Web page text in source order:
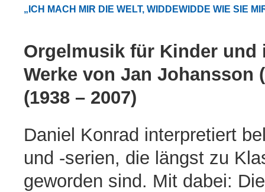
„ICH MACH MIR DIE WELT, WIDDEWIDDE WIE SIE
Orgelmusik für Kinder und
Werke von Jan Johansson
(1938 – 2007)
Daniel Konrad interpretiert
und -serien, die längst zu
geworden sind. Mit dabei: